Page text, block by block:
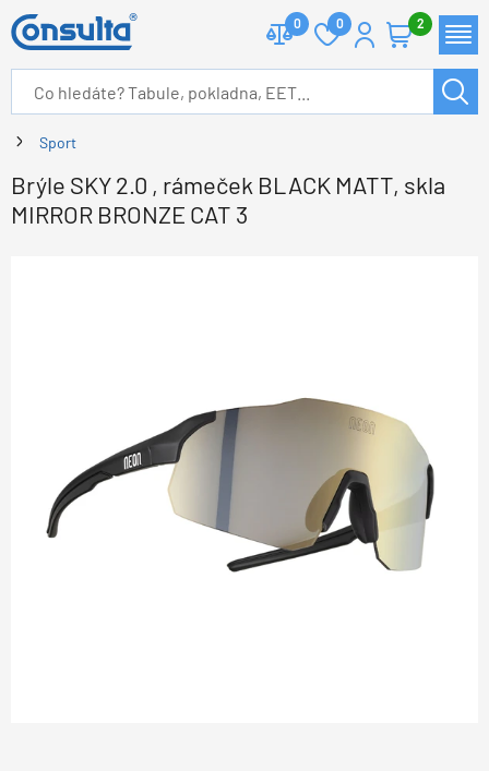
0 0 2
Sport
Brýle SKY 2.0 , rámeček BLACK MATT, skla
MIRROR BRONZE CAT 3